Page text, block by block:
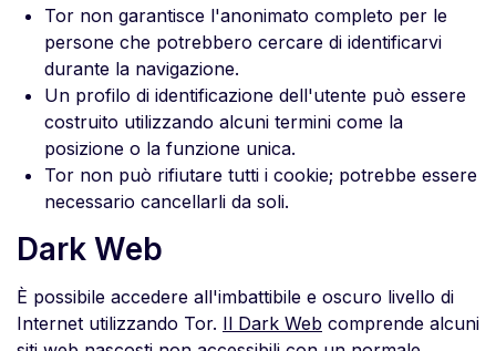
Tor non garantisce l'anonimato completo per le
persone che potrebbero cercare di identificarvi
durante la navigazione.
Un profilo di identificazione dell'utente può essere
costruito utilizzando alcuni termini come la
posizione o la funzione unica.
Tor non può rifiutare tutti i cookie; potrebbe essere
necessario cancellarli da soli.
Dark Web
È possibile accedere all'imbattibile e oscuro livello di
Internet utilizzando Tor. Il Dark Web comprende alcuni